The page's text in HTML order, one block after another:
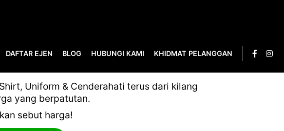
DAFTAR EJEN BLOG HUBUNGI KAMI KHIDMAT PELANGGAN
Uniform & Cenderahati terus dari kilang
yang berpatutan.
sebut harga!